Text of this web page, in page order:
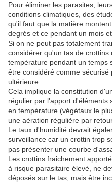
Pour éliminer les parasites,
conditions climatiques, des
qu'il faut que la matière
degrés et ce pendant un mois et
Si on ne peut pas totalement
considérer qu'un tas de
température pendant un temps
être considéré comme
ultérieure.
Cela implique la constitution
régulier par l'apport d'éléments
en température (végétaux le
une aération régulière par
Le taux d'humidité devrait
surveillance car un crottin trop
pas présenter une courbe
Les crottins fraichement
à risque parasitaire élevé, ne
déposés sur le tas, mais être